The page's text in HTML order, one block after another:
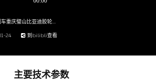
车长仅16米的自动驾驶云巴列车重庆璧山比亚迪胶轮云巴列车全程无人驾驶乘坐体验
到bilibli查看
24
主要技术参数